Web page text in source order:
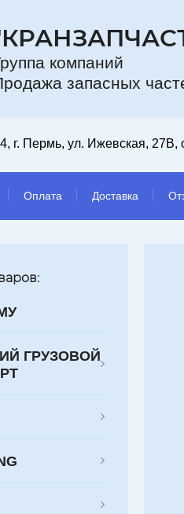
запасных
г. Пермь, ул. Ижевская, 27В,
Оплата Доставка
ГРУЗОВОЙ